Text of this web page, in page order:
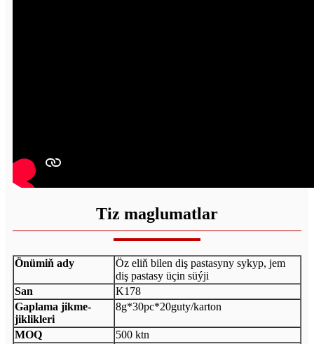
Tiz maglumatlar
Önümiň ady
Öz eliň bilen diş pastasyny sykyp, jem
diş pastasy üçin süýji
San
K178
Gaplama jikme-
jiklikleri
8g*30pc*20guty/karton
MOQ
500 ktn